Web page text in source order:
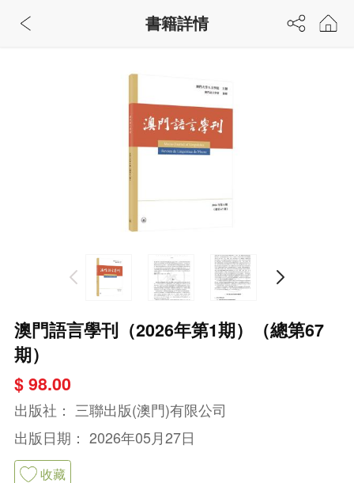
澳門語言學刊（2026年第1期）（總第67
期）
$ 98.00
出版社： 三聯出版(澳門)有限公司
出版日期： 2026年05月27日
收藏
書籍詳情